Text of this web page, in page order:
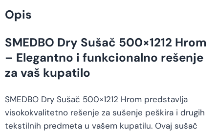
Opis
SMEDBO Dry Sušač 500×1212 Hrom
– Elegantno i funkcionalno rešenje
za vaš kupatilo
SMEDBO Dry Sušač 500×1212 Hrom predstavlja
visokokvalitetno rešenje za sušenje peškira i drugih
tekstilnih predmeta u vašem kupatilu. Ovaj sušač